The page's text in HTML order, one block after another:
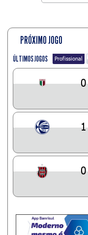
PRÓXIMO JOGO
ÚLTIMOS JOGOS Profissional
0
1
0